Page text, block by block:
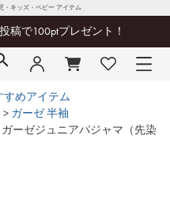
・キッズ・ベビー アイテム
稿で100ptプレゼント！
すめアイテム
ガーゼ 半袖
ーゼジュニアパジャマ（先染